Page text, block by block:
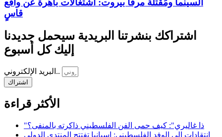
السينما ومَقتلة مرفأ بيروت: اشتغالات باهرة عن واقع
قاسٍ
اشتراكك بنشرتنا البريدية سيحمل جديدنا
إليك كل أسبوع
البريد الإلكتروني..
اشتراك
الأكثر قراءة
"ذا غاليري": كيف حمى الفن الفلسطيني ذاكرته بالمنفى؟
انتقادات إلى الوفد الفلسطيني: إسبانيا تفتتح المنتدى الدولي